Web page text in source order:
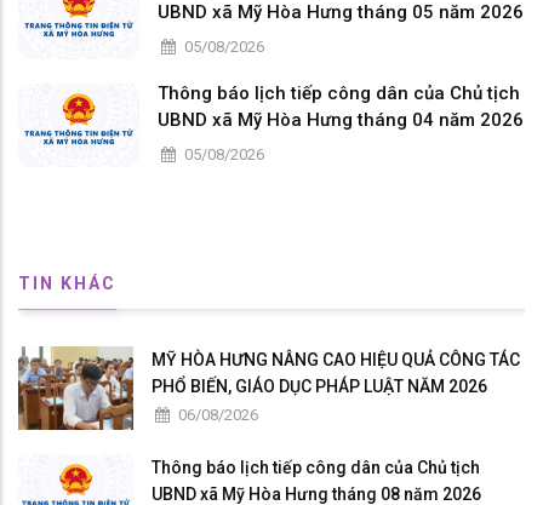
UBND xã Mỹ Hòa Hưng tháng 05 năm 2026
05/08/2026
Thông báo lịch tiếp công dân của Chủ tịch
UBND xã Mỹ Hòa Hưng tháng 04 năm 2026
05/08/2026
TIN KHÁC
MỸ HÒA HƯNG NÂNG CAO HIỆU QUẢ CÔNG TÁC
PHỔ BIẾN, GIÁO DỤC PHÁP LUẬT NĂM 2026
06/08/2026
Thông báo lịch tiếp công dân của Chủ tịch
UBND xã Mỹ Hòa Hưng tháng 08 năm 2026